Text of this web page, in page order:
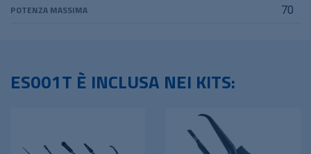
POTENZA MASSIMA 70
ES001T È INCLUSA NEI KITS: